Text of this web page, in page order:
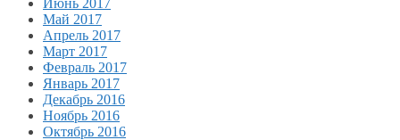
Июнь 2017
Май 2017
Апрель 2017
Март 2017
Февраль 2017
Январь 2017
Декабрь 2016
Ноябрь 2016
Октябрь 2016